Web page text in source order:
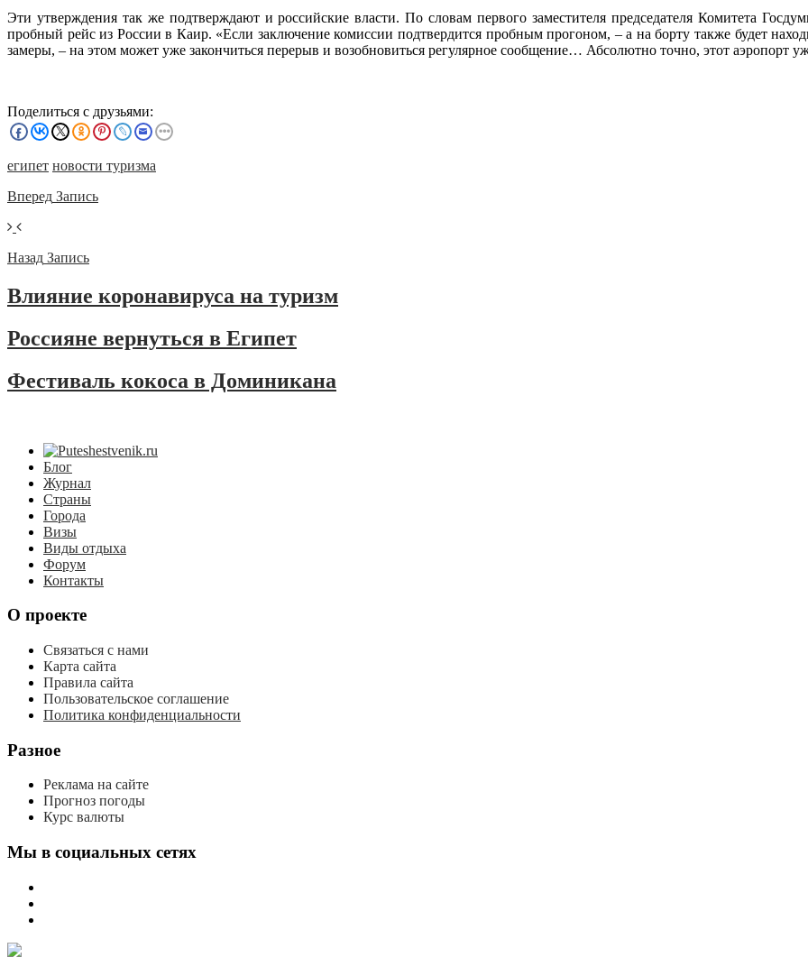
Эти утверждения так же подтверждают и российские власти. По словам первого заместителя председателя Комитета
пробный рейс из России в Каир. «Если заключение комиссии подтвердится пробным прогоном, – а на борту также будет
замеры, – на этом может уже закончиться перерыв и возобновиться регулярное сообщение… Абсолютно точно, этот аэропорт
Поделиться с друзьями:
египет новости туризма
Вперед Запись
Назад Запись
Влияние коронавируса на туризм
Россияне вернуться в Египет
Фестиваль кокоса в Доминикана
Блог
Журнал
Страны
Города
Визы
Виды отдыха
Форум
Контакты
О проекте
Связаться с нами
Карта сайта
Правила сайта
Пользовательское соглашение
Политика конфиденциальности
Разное
Реклама на сайте
Прогноз погоды
Курс валюты
Мы в социальных сетях